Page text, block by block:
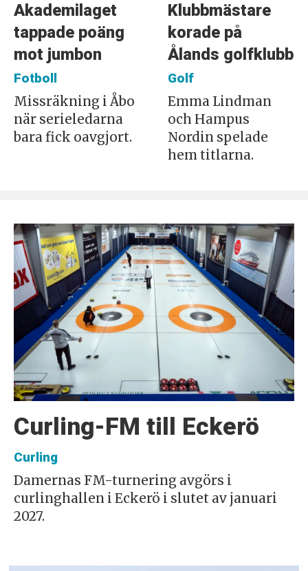
Akademilaget
tappade poäng
mot jumbon
Fotboll
Missräkning i Åbo
när serieledarna
bara fick oavgjort.
Klubbmästare
korade på
Ålands golfklubb
Golf
Emma Lindman
och Hampus
Nordin spelade
hem titlarna.
Curling-FM till Eckerö
Curling
Damernas FM-turnering avgörs i
curlinghallen i Eckerö i slutet av januari
2027.